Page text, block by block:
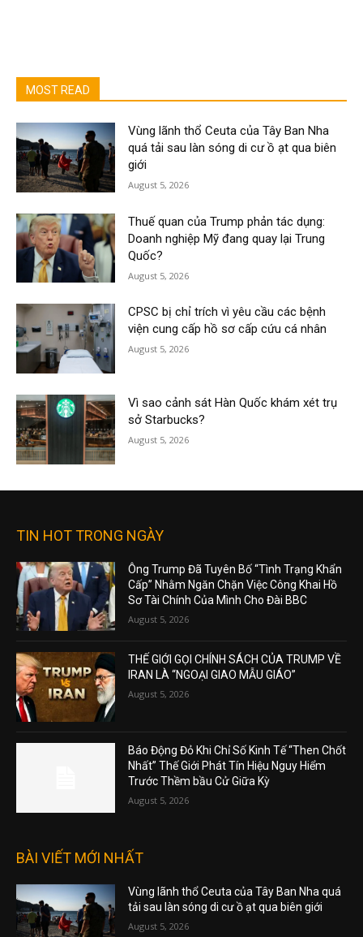
MOST READ
Vùng lãnh thổ Ceuta của Tây Ban Nha
quá tải sau làn sóng di cư ồ ạt qua biên
giới
August 5, 2026
Thuế quan của Trump phản tác dụng:
Doanh nghiệp Mỹ đang quay lại Trung
Quốc?
August 5, 2026
CPSC bị chỉ trích vì yêu cầu các bệnh
viện cung cấp hồ sơ cấp cứu cá nhân
August 5, 2026
Vì sao cảnh sát Hàn Quốc khám xét trụ
sở Starbucks?
August 5, 2026
TIN HOT TRONG NGÀY
Ông Trump Đã Tuyên Bố “Tình Trạng Khẩn
Cấp” Nhằm Ngăn Chặn Việc Công Khai Hồ
Sơ Tài Chính Của Mình Cho Đài BBC
August 5, 2026
THẾ GIỚI GỌI CHÍNH SÁCH CỦA TRUMP VỀ
IRAN LÀ “NGOẠI GIAO MẪU GIÁO”
August 5, 2026
Báo Động Đỏ Khi Chỉ Số Kinh Tế “Then Chốt
Nhất” Thế Giới Phát Tín Hiệu Nguy Hiểm
Trước Thềm bầu Cử Giữa Kỳ
August 5, 2026
BÀI VIẾT MỚI NHẤT
Vùng lãnh thổ Ceuta của Tây Ban Nha quá
tải sau làn sóng di cư ồ ạt qua biên giới
August 5, 2026